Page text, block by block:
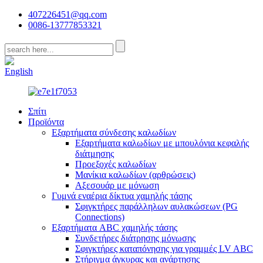
407226451@qq.com
0086-13777853321
English
Σπίτι
Προϊόντα
Εξαρτήματα σύνδεσης καλωδίων
Εξαρτήματα καλωδίων με μπουλόνια κεφαλής
διάτμησης
Προεξοχές καλωδίων
Μανίκια καλωδίων (αρθρώσεις)
Αξεσουάρ με μόνωση
Γυμνά εναέρια δίκτυα χαμηλής τάσης
Σφιγκτήρες παράλληλων αυλακώσεων (PG
Connections)
Εξαρτήματα ABC χαμηλής τάσης
Συνδετήρες διάτρησης μόνωσης
Σφιγκτήρες καταπόνησης για γραμμές LV ABC
Στήριγμα άγκυρας και ανάρτησης